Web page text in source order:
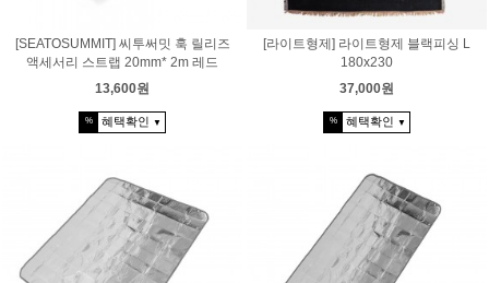
[SEATOSUMMIT] 씨투써밋 훅 릴리즈
액세서리 스트랩 20mm* 2m 레드
13,600원
% 혜택확인 ▼
[라이트형제] 라이트형제 블랙피싱 L
180x230
37,000원
% 혜택확인 ▼